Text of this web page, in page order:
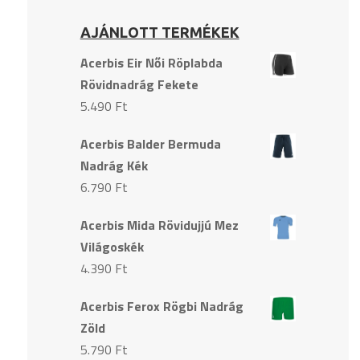
AJÁNLOTT TERMÉKEK
Acerbis Eir Női Röplabda
Rövidnadrág Fekete
5.490 Ft
Acerbis Balder Bermuda
Nadrág Kék
6.790 Ft
Acerbis Mida Rövidujjú Mez
Világoskék
4.390 Ft
Acerbis Ferox Rögbi Nadrág
Zöld
5.790 Ft